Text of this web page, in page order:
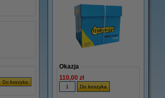
Okazja
110,00 zł